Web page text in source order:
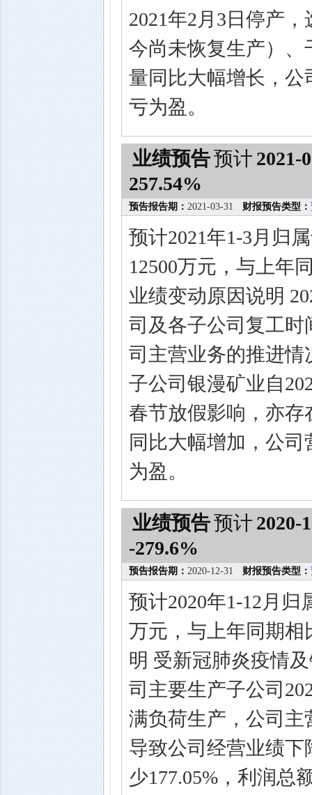
2021年2月3日停产
今尚未恢复生产）
量同比大幅增长，
亏为盈。
业绩预告预计 2021-
257.54%
预告报告期： 2021-03-31 财报预告类型：
预计2021年1-3月归
12500万元，与上年
业绩变动原因说明
司及各子公司复工时
司主营业务的推进
子公司银漫矿业自
春节放假影响，亦
同比大幅增加，公
为盈。
业绩预告预计 2020-
-279.6%
预告报告期： 2020-12-31 财报预告类型：
预计2020年1-12月归
万元，与上年同期相
明 受新冠肺炎疫情
司主要生产子公司
满负荷生产，公司
导致公司经营业绩
少177.05%，利润总